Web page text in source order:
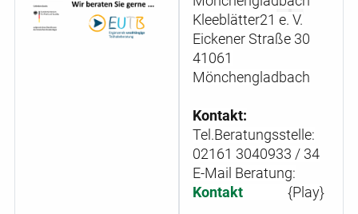
Kleeblätter21 e. V.
Eickener Straße 30
41061
Mönchengladbach
Kontakt:
Tel.Beratungsstelle:
02161 3040933 / 34
E-Mail Beratung:
Kontakt
{Play}